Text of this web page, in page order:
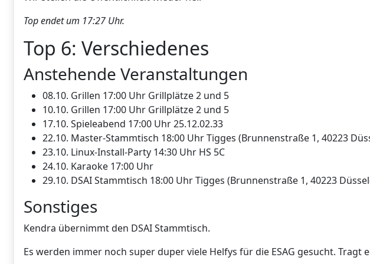
Top endet um 17:27 Uhr.
Top 6: Verschiedenes
Anstehende Veranstaltungen
08.10. Grillen 17:00 Uhr Grillplätze 2 und 5
10.10. Grillen 17:00 Uhr Grillplätze 2 und 5
17.10. Spieleabend 17:00 Uhr 25.12.02.33
22.10. Master-Stammtisch 18:00 Uhr Tigges (Brunnenstraße 1, 40223
23.10. Linux-Install-Party 14:30 Uhr HS 5C
24.10. Karaoke 17:00 Uhr
29.10. DSAI Stammtisch 18:00 Uhr Tigges (Brunnenstraße 1, 40223
Sonstiges
Kendra übernimmt den DSAI Stammtisch.
Es werden immer noch super duper viele Helfys für die ESAG gesucht. Tragt